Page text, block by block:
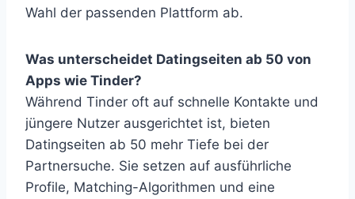
Wahl der passenden Plattform ab.
Was unterscheidet Datingseiten ab 50 von
Apps wie Tinder?
Während Tinder oft auf schnelle Kontakte und
jüngere Nutzer ausgerichtet ist, bieten
Datingseiten ab 50 mehr Tiefe bei der
Partnersuche. Sie setzen auf ausführliche
Profile, Matching-Algorithmen und eine